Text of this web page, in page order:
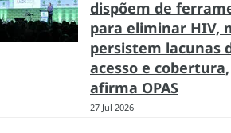
dispõem de
para eliminar HIV,
persistem lacunas
acesso e cobertura,
afirma OPAS
27 Jul 2026